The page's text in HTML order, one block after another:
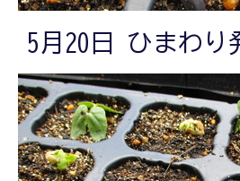
5月20日 ひまわり